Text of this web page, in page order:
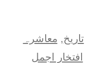
تاریخ, معاشرہ
افتخار اجمل